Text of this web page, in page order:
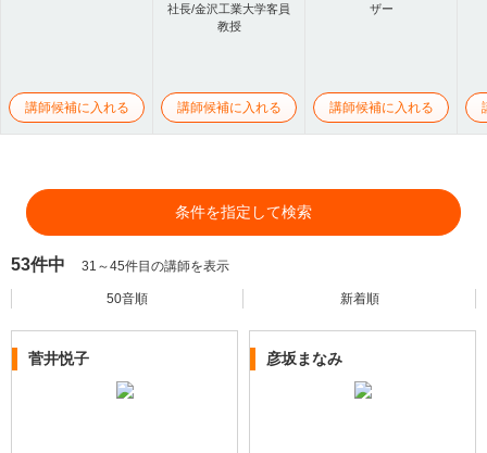
講師候補に入れる
社長/金沢工業大学客員
教授
講師候補に入れる
ザー
講師候補に入れる
条件を指定して検索
53件中 31～45件目の講師を表示
50音順 新着順
菅井悦子 彦坂まなみ